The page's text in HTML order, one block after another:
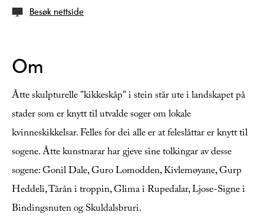
Besøk nettside
Om
Åtte skulpturelle "kikkeskåp" i stein står ute i landskapet på
stader som er knytt til utvalde soger om lokale
kvinneskikkelsar. Felles for dei alle er at feleslåttar er knytt til
sogene. Åtte kunstnarar har gjeve sine tolkingar av desse
sogene: Gonil Dale, Guro Lomodden, Kivlemøyane, Gurp
Heddeli, Tårån i troppin, Glima i Rupedalar, Ljose-Signe i
Bindingsnuten og Skuldalsbruri.